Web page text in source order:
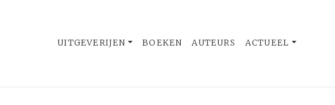
UITGEVERIJEN BOEKEN AUTEURS ACTUEEL